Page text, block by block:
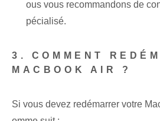
ous vous recommandons de
pécialisé.
3. COMMENT
MACBOOK AIR ?
Si vous devez redémarrer votre